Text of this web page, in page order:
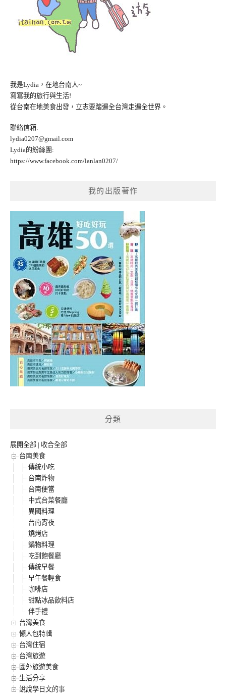
我是Lydia，在地台南人~
寫寫我的旅行與生活!
從台南在地美食出發，立志要踏遍全台灣走遍全世界。
聯絡信箱:
lydia0207@gmail.com
Lydia的紛絲團:
https://www.facebook.com/lanlan0207/
我的出版著作
分類
展開全部 | 收合全部
台南美食
傳統小吃
台南炸物
台南便當
中式台菜餐廳
異國料理
台南宵夜
燒烤店
鍋物料理
吃到飽餐廳
傳統早餐
早午餐輕食
咖啡店
甜點冰品飲料店
伴手禮
台灣美食
懶人包特輯
台灣住宿
台灣旅遊
國外旅遊美食
生活分享
說說學日文的事